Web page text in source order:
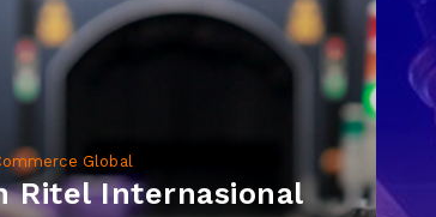
Global
Ritel Internasional